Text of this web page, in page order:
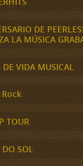
DE
LA MÚSICA
VIDA MUSICAL
TOUR
DO SOL